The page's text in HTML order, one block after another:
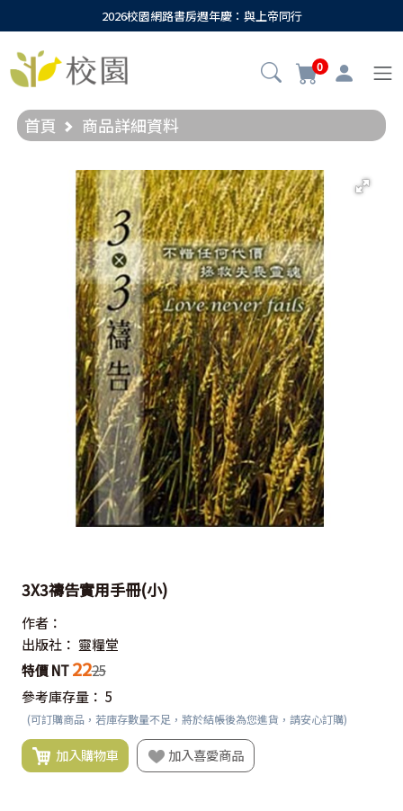
2026校園網路書房週年慶：與上帝同行
0
首頁 商品詳細資料
3X3禱告實用手冊(小)
作者：
出版社： 靈糧堂
特價 NT 2225
參考庫存量： 5
(可訂購商品，若庫存數量不足，將於結帳後為您進貨，請安心訂購)
加入購物車 加入喜愛商品